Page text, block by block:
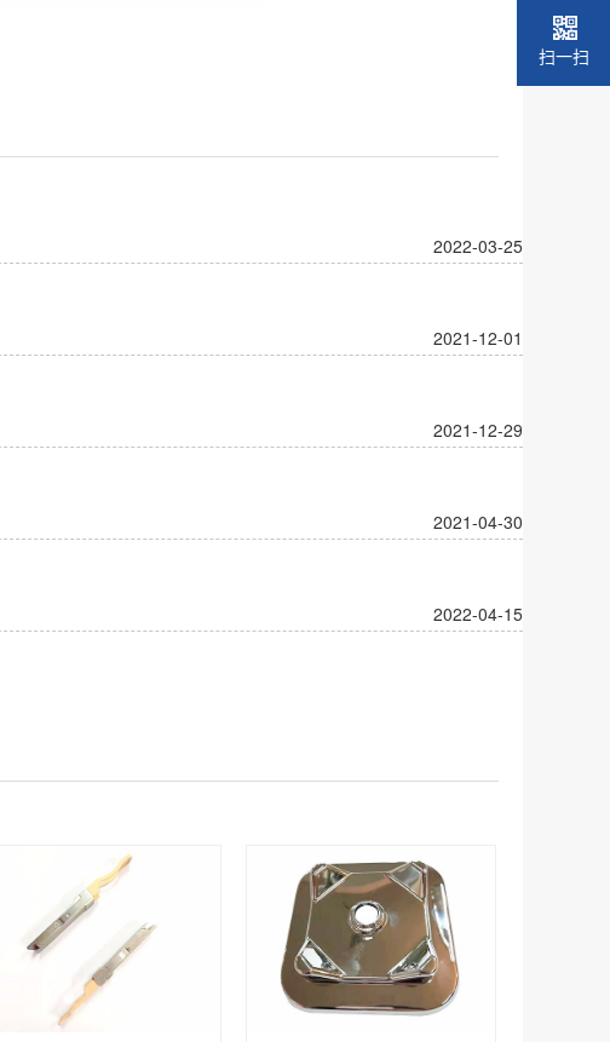
2022-03-25
2021-12-01
2021-12-29
2021-04-30
2022-04-15
扫一扫